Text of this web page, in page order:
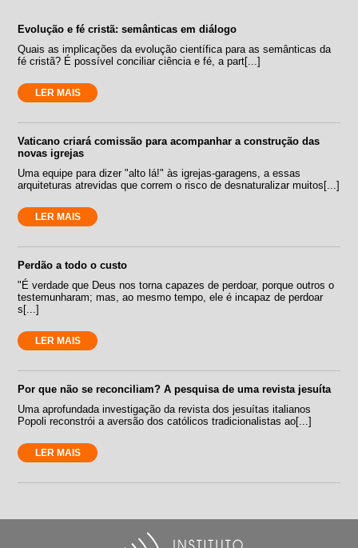
Evolução e fé cristã: semânticas em diálogo
Quais as implicações da evolução científica para as semânticas da
fé cristã? É possível conciliar ciência e fé, a part[...]
LER MAIS
Vaticano criará comissão para acompanhar a construção das
novas igrejas
Uma equipe para dizer "alto lá!" às igrejas-garagens, a essas
arquiteturas atrevidas que correm o risco de desnaturalizar muitos[...]
LER MAIS
Perdão a todo o custo
"É verdade que Deus nos torna capazes de perdoar, porque outros o
testemunharam; mas, ao mesmo tempo, ele é incapaz de perdoar
s[...]
LER MAIS
Por que não se reconciliam? A pesquisa de uma revista jesuíta
Uma aprofundada investigação da revista dos jesuítas italianos
Popoli reconstrói a aversão dos católicos tradicionalistas ao[...]
LER MAIS